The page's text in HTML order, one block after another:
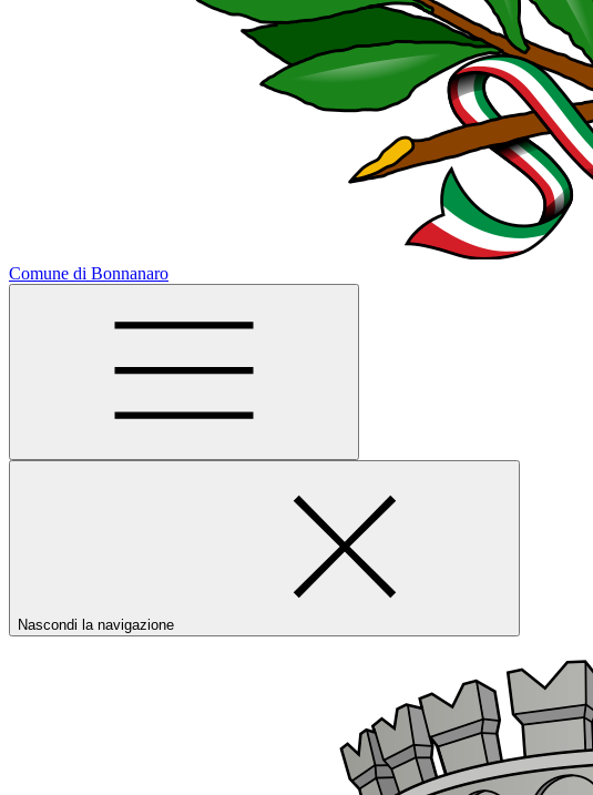
Comune di Bonnanaro
Nascondi la navigazione